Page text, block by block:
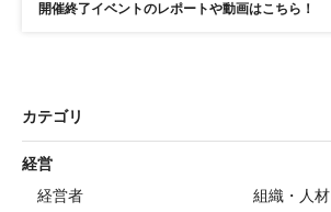
開催終了イベントのレポートや動画はこちら！
カテゴリ
経営
経営者
組織・人材